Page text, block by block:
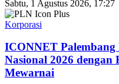
Sabtu, 1 Agustus 2026, 17:27
Korporasi
ICONNET
Nasional 2026
Mewarnai